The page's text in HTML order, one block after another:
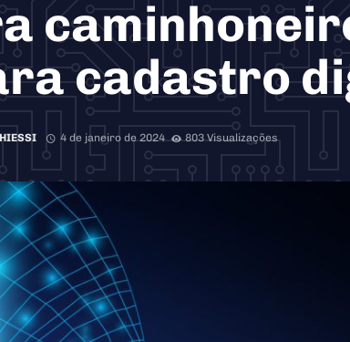
cadastro
4 de janeiro de 2024 803 Visualizações